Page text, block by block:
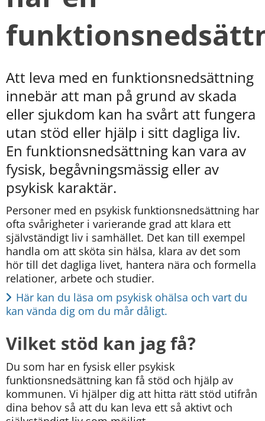
Att leva med en funktionsnedsättning
innebär att man på grund av skada
eller sjukdom kan ha svårt att fungera
utan stöd eller hjälp i sitt dagliga liv.
En funktionsnedsättning kan vara av
fysisk, begåvningsmässig eller av
psykisk karaktär.
Personer med en psykisk funktionsnedsättning har
ofta svårigheter i varierande grad att klara ett
självständigt liv i samhället. Det kan till exempel
handla om att sköta sin hälsa, klara av det som
hör till det dagliga livet, hantera nära och formella
relationer, arbete och studier.
Här kan du läsa om psykisk ohälsa och vart du
kan vända dig om du mår dåligt.
Vilket stöd kan jag få?
Du som har en fysisk eller psykisk
funktionsnedsättning kan få stöd och hjälp av
kommunen. Vi hjälper dig att hitta rätt stöd utifrån
dina behov så att du kan leva ett så aktivt och
Hur
kan
vi
göra
bättre
för
dig?
Webbadress
till
sidan
bifogas
meddelandet.